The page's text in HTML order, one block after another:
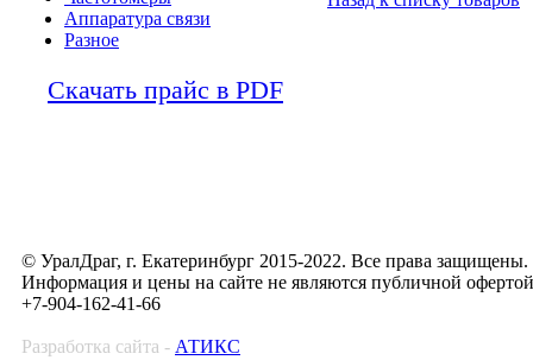
Аппаратура связи
Разное
Скачать прайс в PDF
© УралДраг, г. Екатеринбург 2015-2022. Все права защищены.
Информация и цены на сайте не являются публичной офертой
+7-904-162-41-66
Разработка сайта - АТИКС